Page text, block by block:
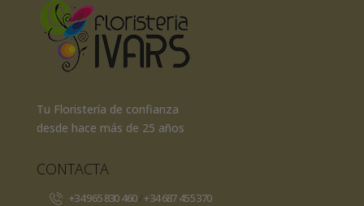
Tu Floristería de confianza
desde hace más de 25 años
CONTACTA
+34 965 830 460/+34 687 455 370